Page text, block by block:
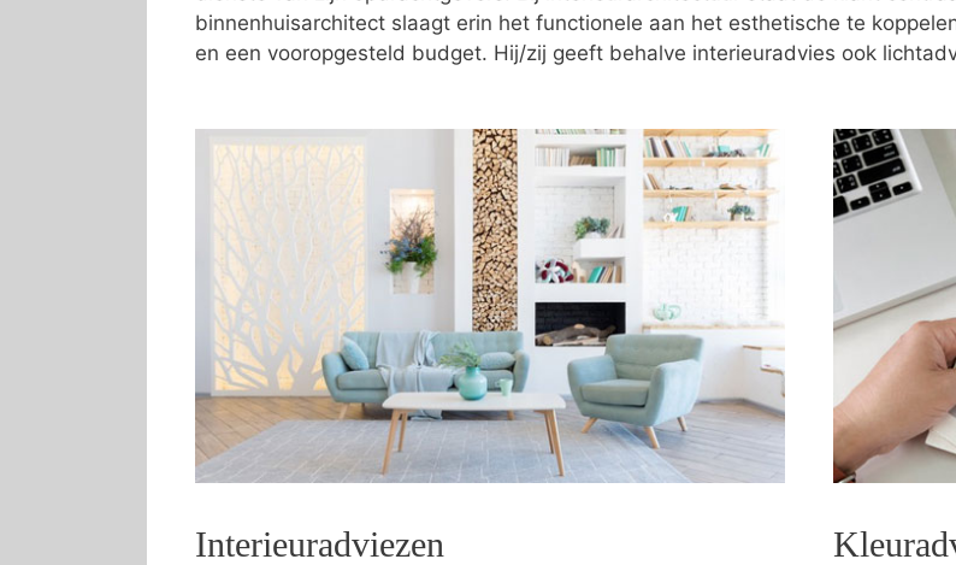
binnenhuisarchitect slaagt erin het functionele aan het esthetische te
en een vooropgesteld budget. Hij/zij geeft behalve interieuradvies ook
Interieuradviezen